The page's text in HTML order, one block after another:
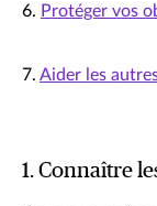
6. Protéger vos
7. Aider les
1. Connaître